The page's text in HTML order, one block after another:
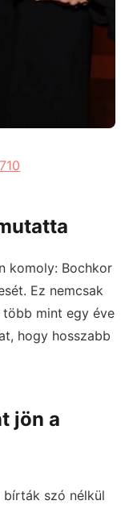
komoly: Bochkor
Ez nemcsak
több mint egy éve
hogy hosszabb
jön a
bírták szó nélkül